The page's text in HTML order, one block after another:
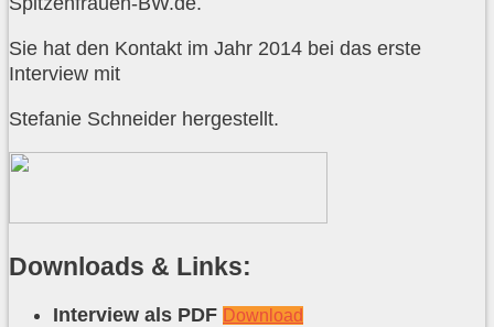
Sie hat den Kontakt im Jahr 2014 bei das erste
Interview mit
Stefanie Schneider hergestellt.
Downloads & Links:
Interview als PDF Download